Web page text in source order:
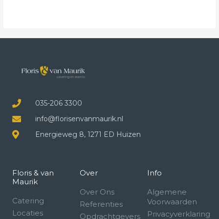
035-206 3300
info@florisenvanmaurik.nl
Energieweg 8, 1271 ED Huizen
Floris & van
Maurik
Catering
Locaties
Over
Over Ons
Referenties
Opdrachtgevers
Info
Algemene
Voorwaarden
Privacyverklaring